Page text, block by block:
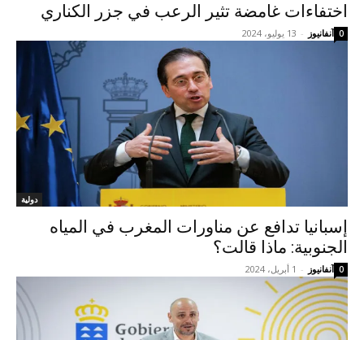
اختفاءات غامضة تثير الرعب في جزر الكناري
آنفانيوز - 13 يوليو، 2024 0
دولية
إسبانيا تدافع عن مناورات المغرب في المياه
الجنوبية: ماذا قالت؟
آنفانيوز - 1 أبريل، 2024 0